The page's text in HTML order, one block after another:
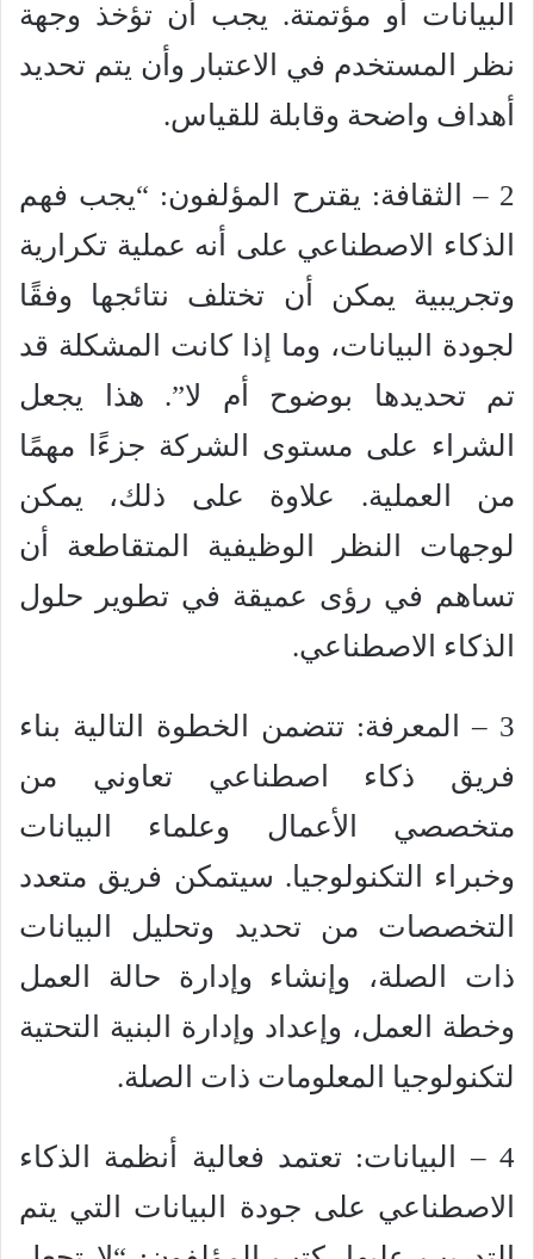
البيانات أو مؤتمتة. يجب أن تؤخذ وجهة
نظر المستخدم في الاعتبار وأن يتم تحديد
أهداف واضحة وقابلة للقياس.
2 – الثقافة: يقترح المؤلفون: “يجب فهم
الذكاء الاصطناعي على أنه عملية تكرارية
وتجريبية يمكن أن تختلف نتائجها وفقًا
لجودة البيانات، وما إذا كانت المشكلة قد
تم تحديدها بوضوح أم لا”. هذا يجعل
الشراء على مستوى الشركة جزءًا مهمًا
من العملية. علاوة على ذلك، يمكن
لوجهات النظر الوظيفية المتقاطعة أن
تساهم في رؤى عميقة في تطوير حلول
الذكاء الاصطناعي.
3 – المعرفة: تتضمن الخطوة التالية بناء
فريق ذكاء اصطناعي تعاوني من
متخصصي الأعمال وعلماء البيانات
وخبراء التكنولوجيا. سيتمكن فريق متعدد
التخصصات من تحديد وتحليل البيانات
ذات الصلة، وإنشاء وإدارة حالة العمل
وخطة العمل، وإعداد وإدارة البنية التحتية
لتكنولوجيا المعلومات ذات الصلة.
4 – البيانات: تعتمد فعالية أنظمة الذكاء
الاصطناعي على جودة البيانات التي يتم